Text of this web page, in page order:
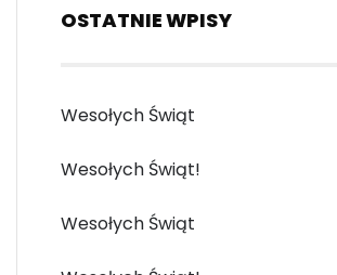
OSTATNIE WPISY
Wesołych Świąt
Wesołych Świąt!
Wesołych Świąt